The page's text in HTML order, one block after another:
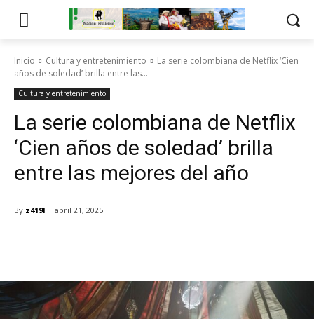
Inicio Cultura y entretenimiento
La serie colombiana de Netflix ‘Cien
años de soledad’ brilla entre las...
Cultura y entretenimiento
La serie colombiana de Netflix
‘Cien años de soledad’ brilla
entre las mejores del año
By z419l abril 21, 2025